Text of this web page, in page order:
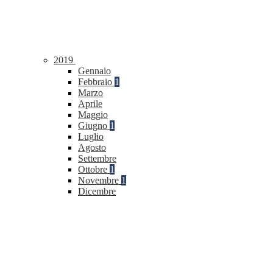
2019
Gennaio
Febbraio 1
Marzo
Aprile
Maggio
Giugno 1
Luglio
Agosto
Settembre
Ottobre 1
Novembre 1
Dicembre